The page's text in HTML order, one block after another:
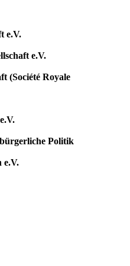
e.V.
e.V.
(Société Royale
Politik
e.V.